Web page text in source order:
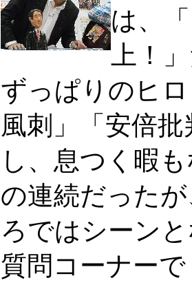
は、
上！
ずっぱりのヒ
風刺」「安倍
し、息つく暇
の連続だった
ろではシーン
質問コーナー